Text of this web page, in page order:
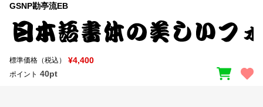
GSNP勘亭流EB
標準価格（税込） ¥4,400
ポイント 40pt